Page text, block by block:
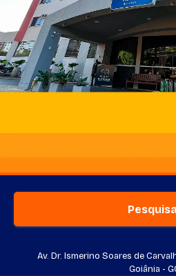
Av. Dr. Ismerino Soares de
Goiânia -